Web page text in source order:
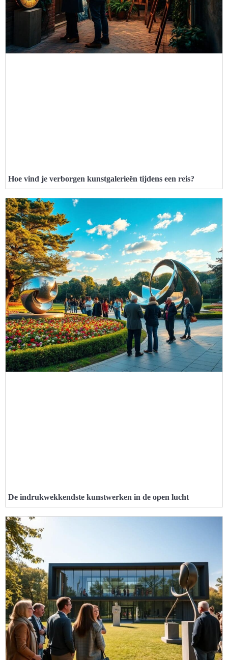
Hoe vind je verborgen kunstgalerieën tijdens een reis?
De indrukwekkendste kunstwerken in de open lucht